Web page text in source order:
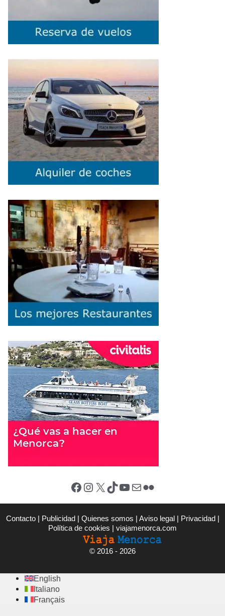
Facebook Instagram X (Twitter) TikTok YouTube Correo electrónico Flickr
Contacto | Publicidad | Quienes somos | Aviso legal | Privacidad |
Política de cookies | viajamenorca.com
© 2016 - 2026
English
Italiano
Français